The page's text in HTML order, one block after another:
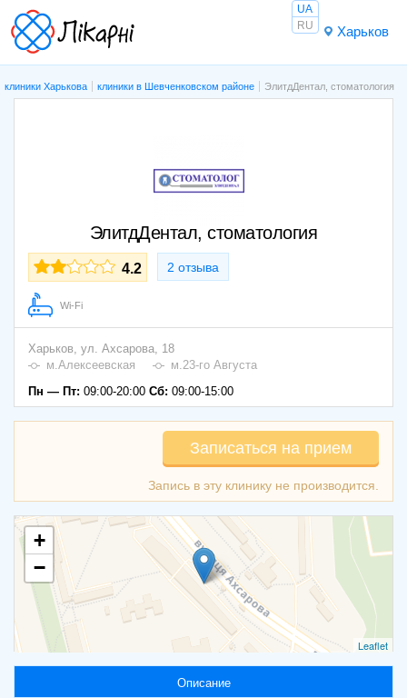
Харьков
UA
RU
клиники Харькова клиники в Шевченковском районе ЭлитдДентал, стоматология
ЭлитдДентал, стоматология
4.2 2 отзыва
Wi-Fi
Харьков, ул. Ахсарова, 18
м.Алексеевская
м.23-го Августа
Пн — Пт: 09:00-20:00 Сб: 09:00-15:00
Записаться на прием
+
−
Leaflet
Описание